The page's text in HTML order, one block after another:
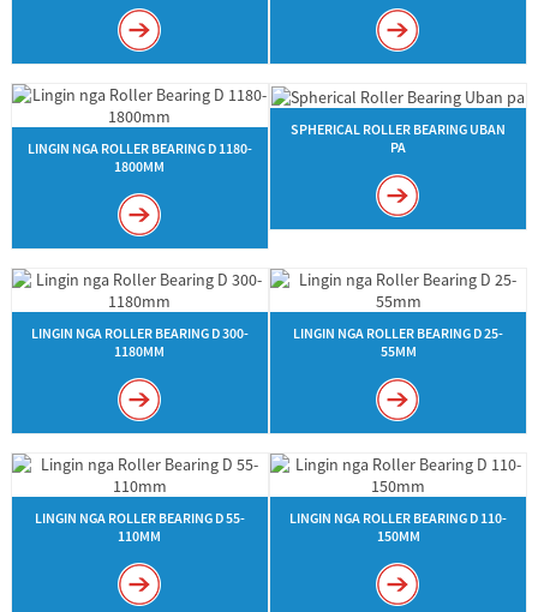
LINGIN NGA ROLLER BEARING D 1180-
1800MM
SPHERICAL ROLLER BEARING UBAN
PA
LINGIN NGA ROLLER BEARING D 300-
1180MM
LINGIN NGA ROLLER BEARING D 25-
55MM
LINGIN NGA ROLLER BEARING D 55-
110MM
LINGIN NGA ROLLER BEARING D 110-
150MM